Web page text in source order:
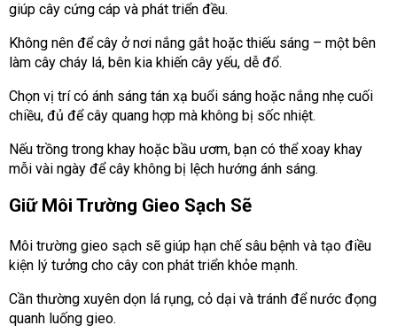
giúp cây cứng cáp và phát triển đều.
Không nên để cây ở nơi nắng gắt hoặc thiếu sáng – một bên
làm cây cháy lá, bên kia khiến cây yếu, dễ đổ.
Chọn vị trí có ánh sáng tán xạ buổi sáng hoặc nắng nhẹ cuối
chiều, đủ để cây quang hợp mà không bị sốc nhiệt.
Nếu trồng trong khay hoặc bầu ươm, bạn có thể xoay khay
mỗi vài ngày để cây không bị lệch hướng ánh sáng.
Giữ Môi Trường Gieo Sạch Sẽ
Môi trường gieo sạch sẽ giúp hạn chế sâu bệnh và tạo điều
kiện lý tưởng cho cây con phát triển khỏe mạnh.
Cần thường xuyên dọn lá rụng, cỏ dại và tránh để nước đọng
quanh luống gieo.